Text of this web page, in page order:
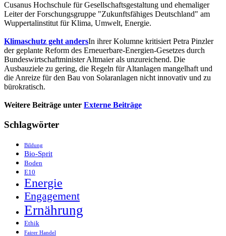
Cusanus Hochschule für Gesellschaftsgestaltung und ehemaliger
Leiter der Forschungsgruppe "Zukunftsfähiges Deutschland" am
Wuppertalinstitut für Klima, Umwelt, Energie.
Klimaschutz geht andersIn ihrer Kolumne kritisiert Petra Pinzler
der geplante Reform des Erneuerbare-Energien-Gesetzes durch
Bundeswirtschaftminister Altmaier als unzureichend. Die
Ausbauziele zu gering, die Regeln für Altanlagen mangelhaft und
die Anreize für den Bau von Solaranlagen nicht innovativ und zu
bürokratisch.
Weitere Beiträge unter Externe Beiträge
Schlagwörter
Bildung
Bio-Sprit
Boden
E10
Energie
Engagement
Ernährung
Ethik
Fairer Handel